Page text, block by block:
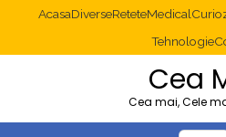
AcasaDiverseReteteMedical
Tehnologie
Cea
Cea mai, Cele